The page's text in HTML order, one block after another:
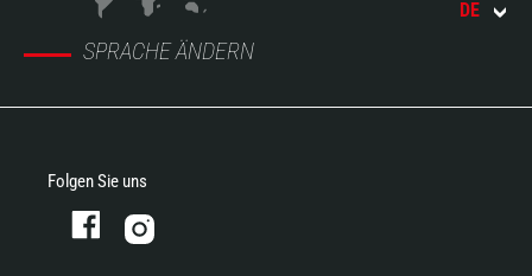
SPRACHE ÄNDERN
DE
Folgen Sie uns